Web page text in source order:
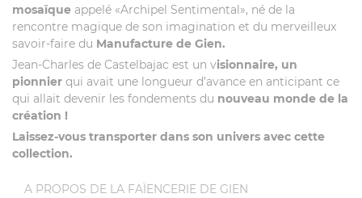
mosaïque appelé «Archipel Sentimental», né de la
rencontre magique de son imagination et du merveilleux
savoir-faire du Manufacture de Gien.
Jean-Charles de Castelbajac est un visionnaire, un
pionnier qui avait une longueur d’avance en anticipant ce
qui allait devenir les fondements du nouveau monde de la
création !
Laissez-vous transporter dans son univers avec cette
collection.
A PROPOS DE LA FAÏENCERIE DE GIEN